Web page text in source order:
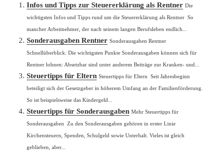
Infos und Tipps zur Steuererklärung als Rentner Die
wichtigsten Infos und Tipps rund um die Steuererklärung als Rentner So
mancher Arbeitnehmer, der nach seinem langen Berufsleben endlich...
Sonderausgaben Rentner Sonderausgaben Rentner
Schnellüberblick: Die wichtigsten Punkte Sonderausgaben können sich für
Rentner lohnen: Absetzbar sind unter anderem Beiträge zur Kranken- und...
Steuertipps für Eltern Steuertipps für Eltern Seit Jahresbeginn
beteiligt sich der Gesetzgeber in höherem Umfang an der Familienförderung.
So ist beispielsweise das Kindergeld...
Steuertipps für Sonderausgaben Mehr Steuertipps für
Sonderausgaben Zu den Sonderausgaben gehören in erster Linie
Kirchensteuern, Spenden, Schulgeld sowie Unterhalt. Vieles ist gleich
geblieben, aber...